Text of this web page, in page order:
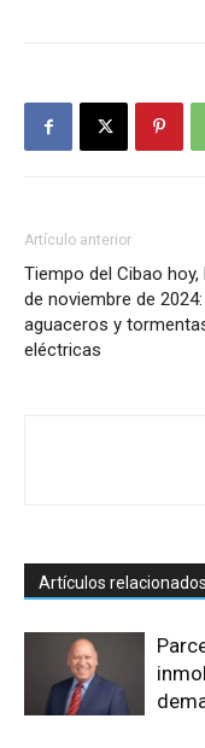
Artículo anterior
Tiempo del Cibao hoy,
de noviembre de 2024:
aguaceros y
eléctricas
Artículos relacionados